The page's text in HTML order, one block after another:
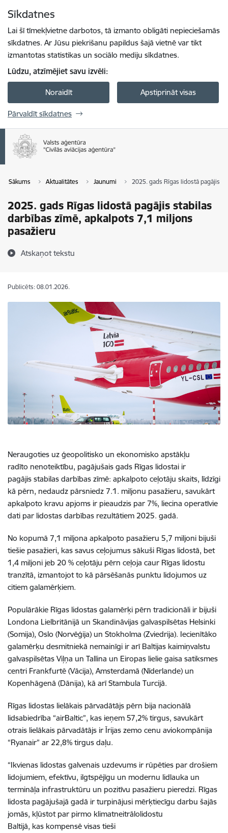
Sīkdatnes
Lai šī tīmekļvietne darbotos, tā izmanto obligāti nepieciešamās
sīkdatnes. Ar Jūsu piekrišanu papildus šajā vietnē var tikt
izmantotas statistikas un sociālo mediju sīkdatnes.
Lūdzu, atzīmējiet savu izvēli:
Noraidīt Apstiprināt visas
Pārvaldīt sīkdatnes
Sākums Aktualitātes Jaunumi 2025. gads Rīgas lidostā pagājis
2025. gads Rīgas lidostā pagājis stabilas
darbības zīmē, apkalpots 7,1 miljons
pasažieru
Atskaņot tekstu
Publicēts: 08.01.2026.
Neraugoties uz ģeopolitisko un ekonomisko apstākļu
radīto nenoteiktību, pagājušais gads Rīgas lidostai ir
pagājis stabilas darbības zīmē: apkalpoto ceļotāju skaits, līdzīgi
kā pērn, nedaudz pārsniedz 7.1. miljonu pasažieru, savukārt
apkalpoto kravu apjoms ir pieaudzis par 7%, liecina operatīvie
dati par lidostas darbības rezultātiem 2025. gadā.
No kopumā 7,1 miljona apkalpoto pasažieru 5,7 miljoni bijuši
tiešie pasažieri, kas savus ceļojumus sākuši Rīgas lidostā, bet
1,4 miljoni jeb 20 % ceļotāju pērn ceļoja caur Rīgas lidostu
tranzītā, izmantojot to kā pārsēšanās punktu lidojumos uz
citiem galamērķiem.
Populārākie Rīgas lidostas galamērķi pērn tradicionāli ir bijuši
Londona Lielbritānijā un Skandināvijas galvaspilsētas Helsinki
(Somija), Oslo (Norvēģija) un Stokholma (Zviedrija). Iecienītāko
galamērķu desmitniekā nemainīgi ir arī Baltijas kaimiņvalstu
galvaspilsētas Viļņa un Tallina un Eiropas lielie gaisa satiksmes
centri Frankfurtē (Vācija), Amsterdamā (Nīderlande) un
Kopenhāgenā (Dānija), kā arī Stambula Turcijā.
Rīgas lidostas lielākais pārvadātājs pērn bija nacionālā
lidsabiedrība “airBaltic”, kas ieņem 57,2% tirgus, savukārt
otrais lielākais pārvadātājs ir Īrijas zemo cenu aviokompānija
“Ryanair” ar 22,8% tirgus daļu.
“Ikvienas lidostas galvenais uzdevums ir rūpēties par drošiem
lidojumiem, efektīvu, ilgtspējīgu un modernu lidlauka un
termināļa infrastruktūru un pozitīvu pasažieru pieredzi. Rīgas
lidosta pagājušajā gadā ir turpinājusi mērķtiecīgu darbu šajās
jomās, kļūstot par pirmo klimatneitrālolidostu
Baltijā, kas kompensē visas tieši